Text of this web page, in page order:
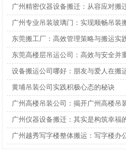
广州精密仪器设备搬迁：从容应对搬
广州专业吊装玻璃门：实现顺畅吊装
东莞搬工厂：高效管理策略与搬运实
东莞高楼层吊运公司：高效与安全并
设备搬运公司哪好：朋友与爱人在搬
黄埔吊装公司实践积极心态的秘诀
广州高楼吊装公司：揭开广州高楼吊
广州仪器设备搬迁：其实是构筑幸福
广州越秀写字楼整体搬运：写字楼办